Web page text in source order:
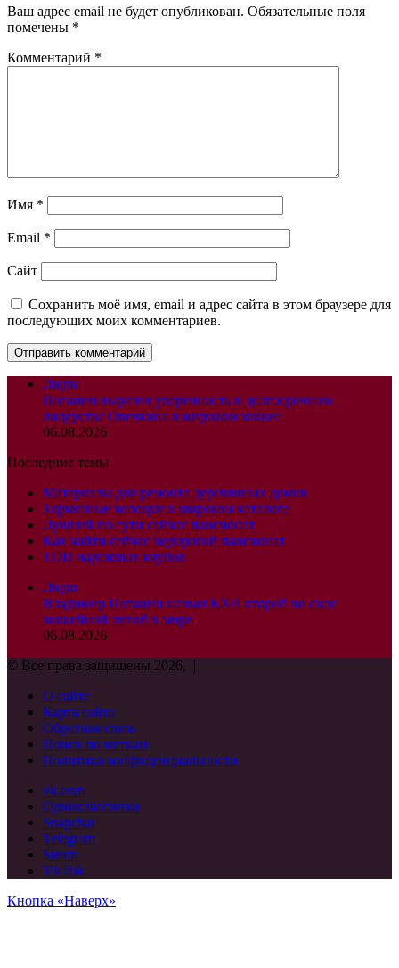
Ваш адрес email не будет опубликован. Обязательные поля
помечены *
Комментарий *
Имя *
Email *
Сайт
Сохранить моё имя, email и адрес сайта в этом браузере для
последующих моих комментариев.
Люди
Потанин выразил уверенность в долгосрочном
лидерстве Овечкина в мировом хоккее
06.08.2026
Последние темы
Материалы для ремонта деревянных домов
Тормозные колодки в широком каталоге
Лучший по сути сейчас пансионат
Как найти сейчас недорогой пансионат
ТОП надежных клубов
Люди
Владимир Потанин назвал КХЛ второй по силе
хоккейной лигой в мире
06.08.2026
© Все права защищены 2026, |
О сайте
Карта сайта
Обратная связь
Поиск по меткам
Политика конфиденциальности
vk.com
Одноклассники
Snapchat
Telegram
Steam
TikTok
Кнопка «Наверх»